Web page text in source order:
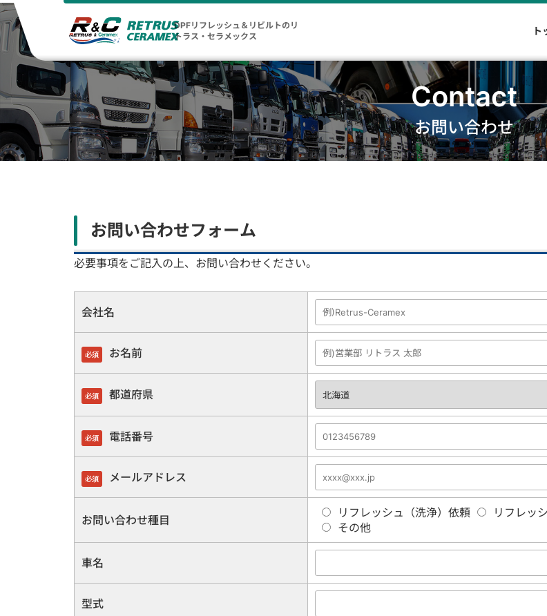
DPFリフレッシュ＆リビルトのリ
トラス・セラメックス
ト
Contact
お問い合わせ
お問い合わせフォーム
必要事項をご記入の上、お問い合わせください。
会社名
必須 お名前
必須 都道府県
必須 電話番号
必須 メールアドレス
お問い合わせ種目
リフレッシュ（洗浄）依頼 リフレッ
その他
車名
型式